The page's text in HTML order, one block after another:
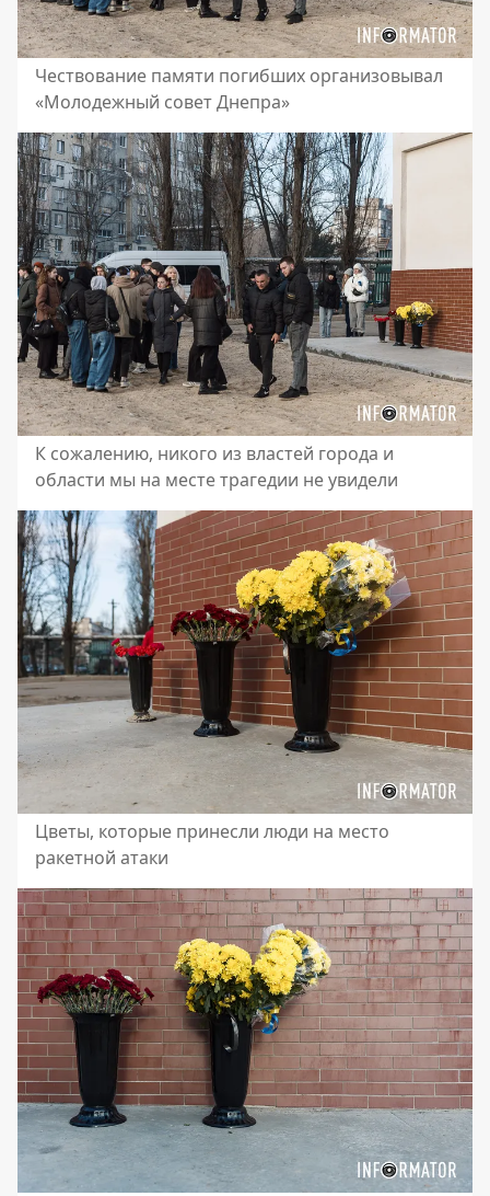
Чествование памяти погибших организовывал
«Молодежный совет Днепра»
К сожалению, никого из властей города и
области мы на месте трагедии не увидели
Цветы, которые принесли люди на место
ракетной атаки